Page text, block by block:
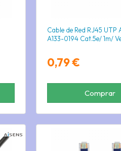
Cable de Red RJ45 UTP
A133-0194 Cat.5e/ 1m/
0,79 €
Comprar